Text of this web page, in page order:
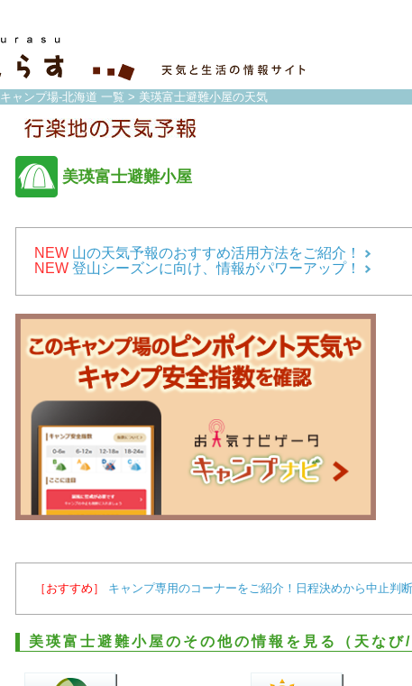
キャンプ場-北海道 一覧 > 美瑛富士避難小屋の天気
美瑛富士避難小屋
NEW 山の天気予報のおすすめ活用方法をご紹介！
NEW 登山シーズンに向け、情報がパワーアップ！
［おすすめ］ キャンプ専用のコーナーをご紹介！日程決めから中止判
美瑛富士避難小屋のその他の情報を見る（天なび/